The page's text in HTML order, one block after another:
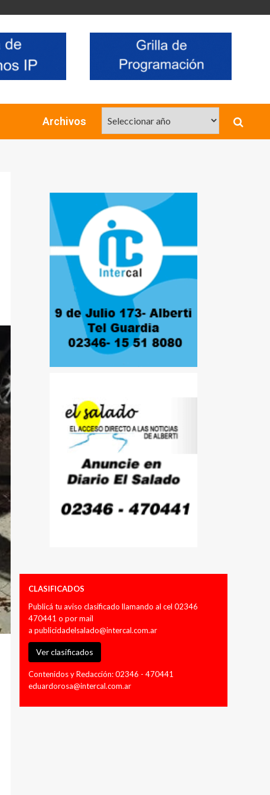
Archivos
CLASIFICADOS
Publicá tu aviso clasificado llamando al cel 02346
470441 o por mail
a publicidadelsalado@intercal.com.ar
Ver clasificados
Contenidos y Redacción: 02346 - 470441
eduardorosa@intercal.com.ar